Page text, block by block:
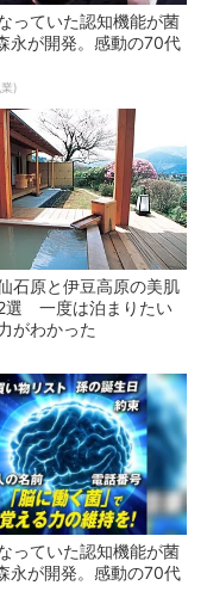
っていた認知機能が菌
永が開発。感動の70代
)
石原と伊豆高原の美肌
選 一度は泊まりたい
がわかった
っていた認知機能が菌
永が開発。感動の70代